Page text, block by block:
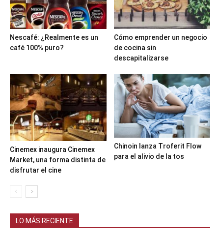
Nescafé: ¿Realmente es un
café 100% puro?
Cómo emprender un negocio
de cocina sin
descapitalizarse
Cinemex inaugura Cinemex
Market, una forma distinta de
disfrutar el cine
Chinoin lanza Troferit Flow
para el alivio de la tos
LO MÁS RECIENTE